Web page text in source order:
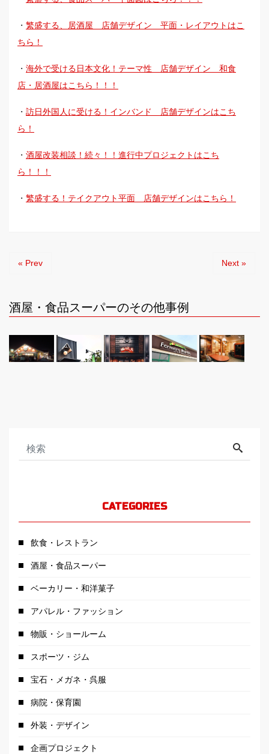
・ 繁盛する、居酒屋 店舗デザイン 平面・レイアウトはこ
ちら！
・ 海外で受ける日本文化！テーマ性 店舗デザイン 和食
店・居酒屋はこちら！！！
・ 訪日外国人に受ける！インバンド 店舗デザインはこち
ら！
・ 酒屋改装相談！続々！！進行中プロジェクトはこち
ら！！！
・ 繁盛する！テイクアウト平面 店舗デザインはこちら！
« Prev Next »
酒屋・食品スーパーのその他事例
CATEGORIES
飲食・レストラン
酒屋・食品スーパー
ベーカリー・和洋菓子
アパレル・ファッション
物販・ショールーム
スポーツ・ジム
宝石・メガネ・呉服
病院・保育園
外装・デザイン
企画プロジェクト